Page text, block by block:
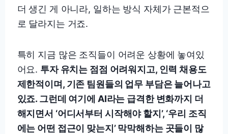
더 생긴 게 아니라, 일하는 방식 자체가 근본적으
로 달라지는 거죠.
특히 지금 많은 조직들이 어려운 상황에 놓여있
어요. 투자 유치는 점점 어려워지고, 인력 채용도
제한적이며, 기존 팀원들의 업무 부담은 늘어나고
있죠. 그런데 여기에 AI라는 급격한 변화까지 더
해지면서 ‘어디서부터 시작해야 할지’, ‘우리 조직
에는 어떤 접근이 맞는지’ 막막해하는 곳들이 많